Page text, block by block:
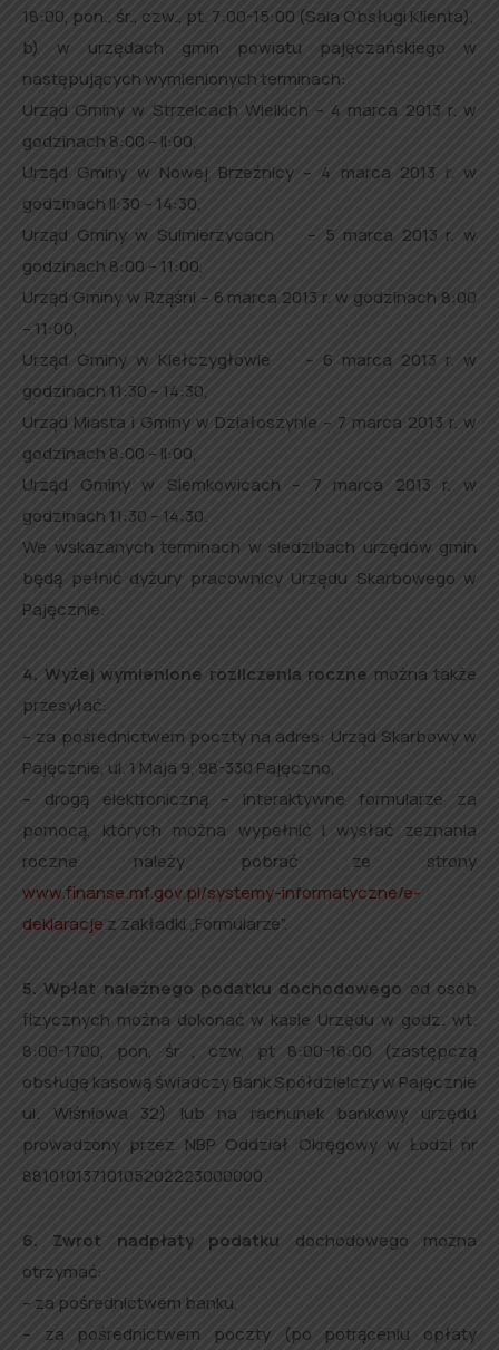
18:00, pon., śr., czw., pt. 7:00-15:00 (Sala Obsługi Klienta),
b) w urzędach gmin powiatu pajęczańskiego w
następujących wymienionych terminach:
Urząd Gminy w Strzelcach Wielkich – 4 marca 2013 r. w
godzinach 8:00 – ll:00,
Urząd Gminy w Nowej Brzeźnicy – 4 marca 2013 r. w
godzinach ll:30 – 14:30,
Urząd Gminy w Sulmierzycach – 5 marca 2013 r. w
godzinach 8:00 – 11:00,
Urząd Gminy w Rząśni – 6 marca 2013 r. w godzinach 8:00
– 11:00,
Urząd Gminy w Kiełczygłowie – 6 marca 2013 r. w
godzinach 11:30 – 14:30,
Urząd Miasta i Gminy w Działoszynie – 7 marca 2013 r. w
godzinach 8:00 – ll:00,
Urząd Gminy w Siemkowicach – 7 marca 2013 r. w
godzinach 11:30 – 14:30.
We wskazanych terminach w siedzibach urzędów gmin
będą pełnić dyżury pracownicy Urzędu Skarbowego w
Pajęcznie.
4. Wyżej wymienione rozliczenia roczne można także
przesyłać:
– za pośrednictwem poczty na adres: Urząd Skarbowy w
Pajęcznie, ul. 1 Maja 9, 98-330 Pajęczno,
– drogą elektroniczną – interaktywne formularze za
pomocą, których można wypełnić i wysłać zeznania
roczne należy pobrać ze strony
www.finanse.mf.gov.pI/systemy-informatyczne/e-
deklaracje z zakładki „Formularze”.
5. Wpłat należnego podatku dochodowego od osób
fizycznych można dokonać w kasie Urzędu w godz. wt.
8:00-1700, pon, śr , czw, pt 8:00-16:00 (zastępczą
obsługę kasową świadczy Bank Spółdzielczy w Pajęcznie
ul. Wiśniowa 32) lub na rachunek bankowy urzędu
prowadzony przez NBP Oddział Okręgowy w Łodzi nr
88101013710105202223000000.
6. Zwrot nadpłaty podatku dochodowego można
otrzymać:
– za pośrednictwem banku,
– za pośrednictwem poczty (po potrąceniu opłaty